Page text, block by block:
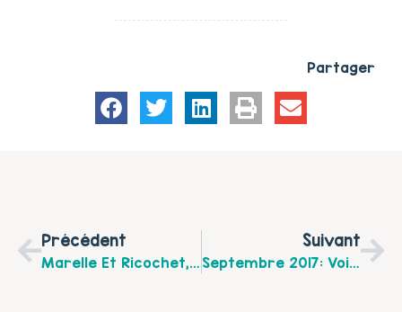
Partager
Précédent
Marelle Et Ricochet, Le Café Des Enfants De Boulogne-Sur-Mer Vous Propose Quelques Ateliers Avant La Rentrée !
Suivant
Septembre 2017: Voici Les Animations Collectives Familles Du Centre Social Marlborough